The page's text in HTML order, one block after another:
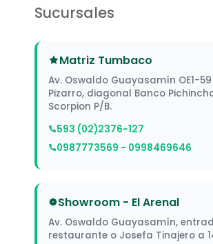
Sucursales
Matriz Tumbaco
Av. Oswaldo Guayasamín OE1-
Pizarro, diagonal Banco
Scorpion P/B.
593 (02)2376-127
0987773569 - 0998469646
Showroom - El Arenal
Av. Oswaldo Guayasamín,
restaurante o Josefa Tinajero a